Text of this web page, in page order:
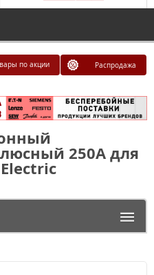
по акции Распродажа
250A для